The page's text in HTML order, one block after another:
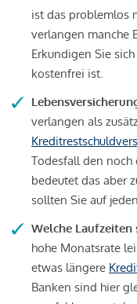
ist das problemlos
verlangen manche
Erkundigen Sie
kostenfrei ist.
verlangen als
Todesfall den noch
bedeutet das aber
sollten Sie auf
Welche Laufzeiten
hohe Monatsrate
etwas längere
Banken sind hier